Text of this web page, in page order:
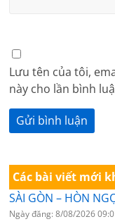
Lưu tên của tôi,
này cho lần bình
Các bài viết mới
SÀI GÒN – HÒN
Ngày đăng: 8/08/2026